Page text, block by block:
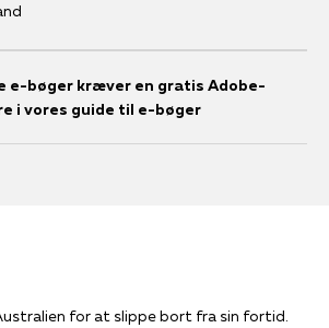
e-bøger kræver en gratis Adobe-
i vores guide til e-bøger
for at slippe bort fra sin fortid.